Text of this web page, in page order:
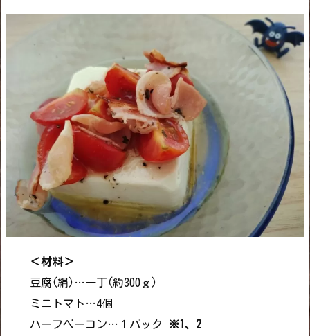
＜材料＞
豆腐(絹)…一丁(約300ｇ)
ミニトマト…4個
ハーフベーコン…１パック
※1、2